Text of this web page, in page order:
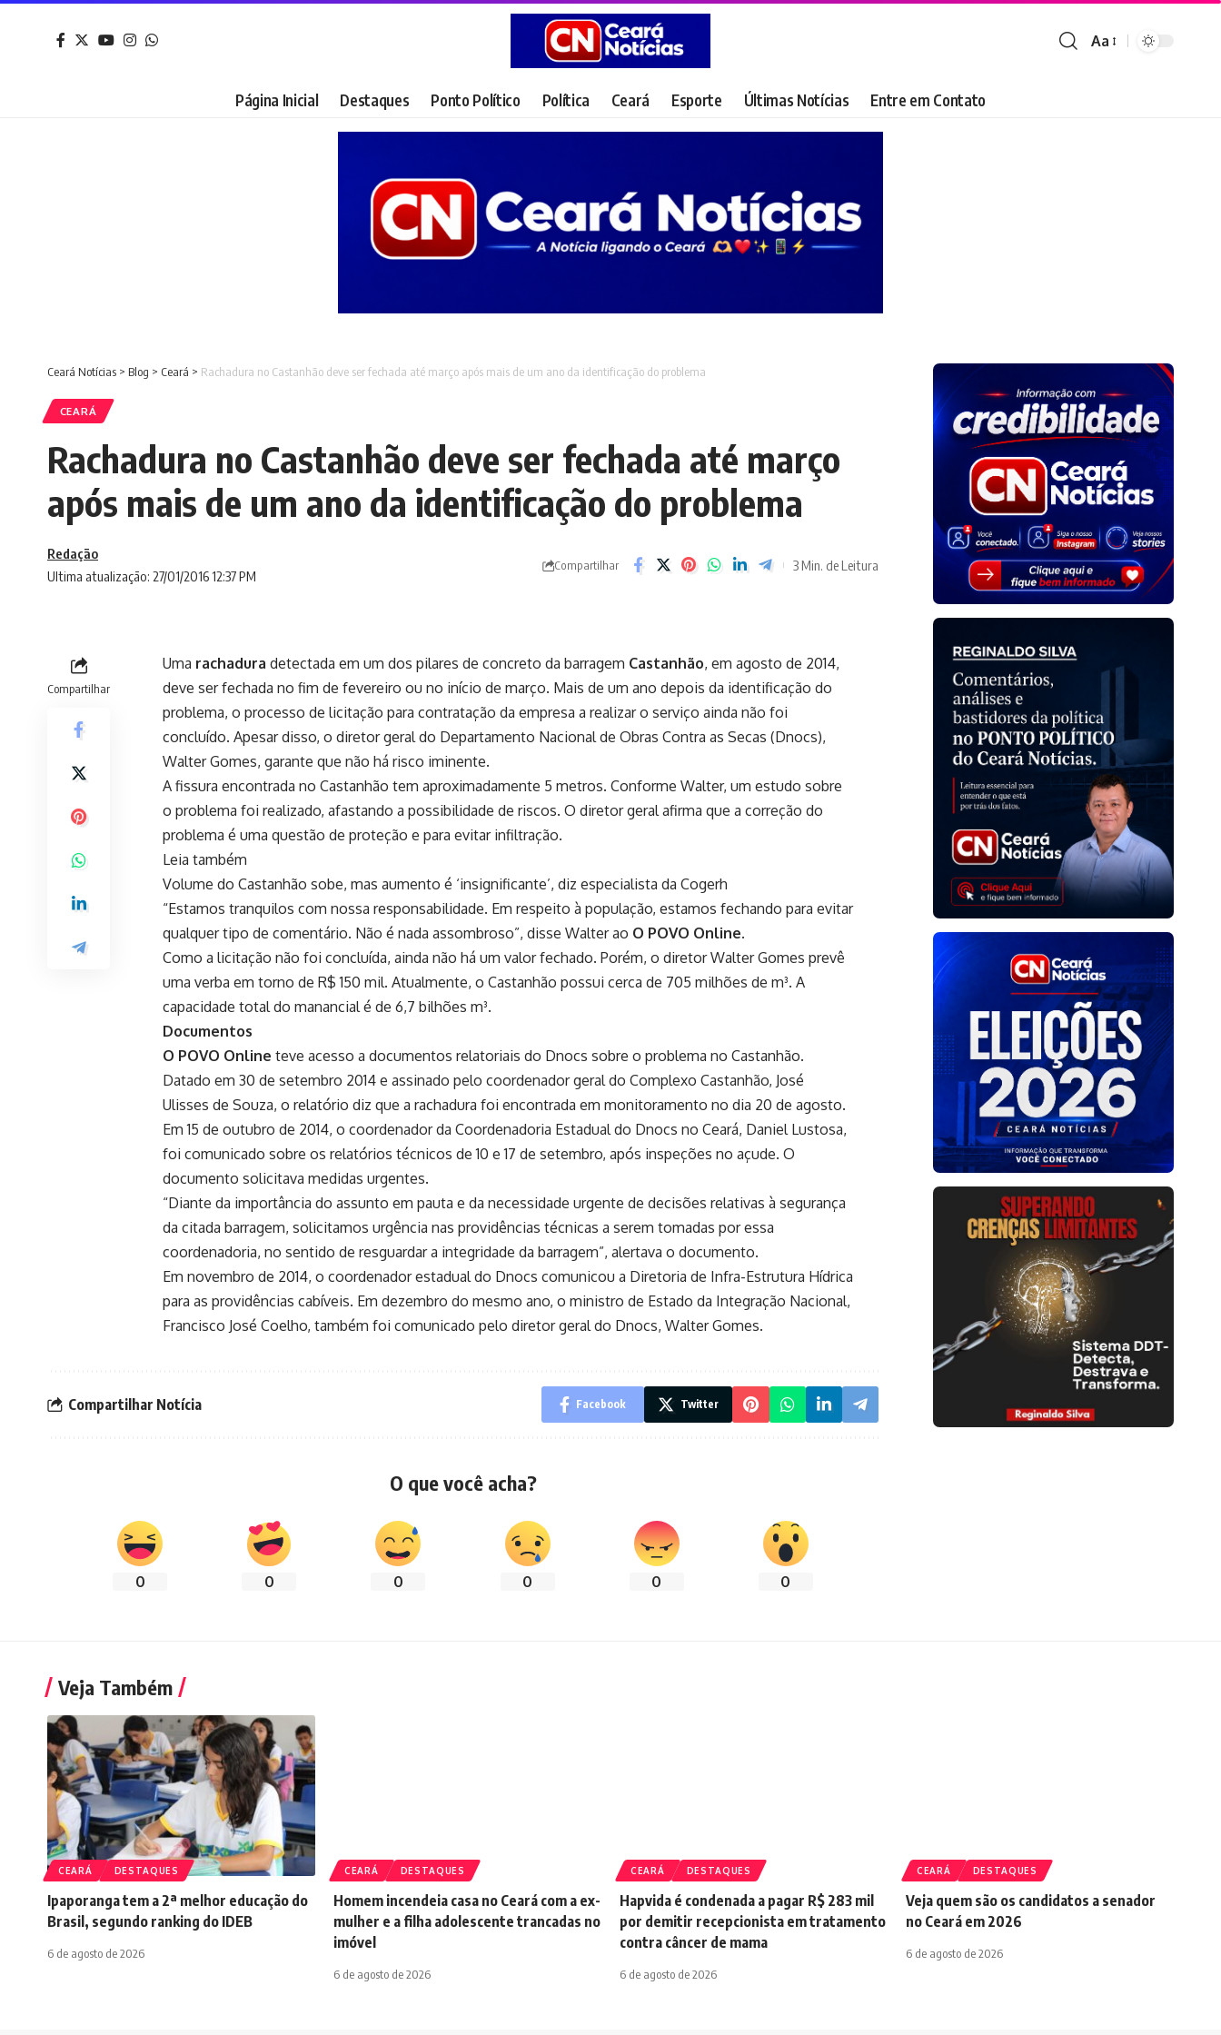
Font
Aa
Página Inicial Destaques Ponto Político Política Ceará Esporte Últimas Notícias Entre em Contato
Ceará Notícias > Blog > Ceará > Rachadura no Castanhão deve ser fechada até março após mais de um ano da identificação do problema
CEARÁ
Rachadura no Castanhão deve ser fechada até março
após mais de um ano da identificação do problema
Ultima atualização: 27/01/2016 12:37 PM
Redação
Compartilhar 3 Min. de Leitura
Compartilhar
Uma rachadura detectada em um dos pilares de concreto da barragem Castanhão, em agosto de 2014,
deve ser fechada no fim de fevereiro ou no início de março. Mais de um ano depois da identificação do
problema, o processo de licitação para contratação da empresa a realizar o serviço ainda não foi
concluído. Apesar disso, o diretor geral do Departamento Nacional de Obras Contra as Secas (Dnocs),
Walter Gomes, garante que não há risco iminente.
A fissura encontrada no Castanhão tem aproximadamente 5 metros. Conforme Walter, um estudo sobre
o problema foi realizado, afastando a possibilidade de riscos. O diretor geral afirma que a correção do
problema é uma questão de proteção e para evitar infiltração.
Leia também
Volume do Castanhão sobe, mas aumento é ‘insignificante’, diz especialista da Cogerh
“Estamos tranquilos com nossa responsabilidade. Em respeito à população, estamos fechando para evitar
qualquer tipo de comentário. Não é nada assombroso”, disse Walter ao O POVO Online.
Como a licitação não foi concluída, ainda não há um valor fechado. Porém, o diretor Walter Gomes prevê
uma verba em torno de R$ 150 mil. Atualmente, o Castanhão possui cerca de 705 milhões de m³. A
capacidade total do manancial é de 6,7 bilhões m³.
Documentos
O POVO Online teve acesso a documentos relatoriais do Dnocs sobre o problema no Castanhão.
Datado em 30 de setembro 2014 e assinado pelo coordenador geral do Complexo Castanhão, José
Ulisses de Souza, o relatório diz que a rachadura foi encontrada em monitoramento no dia 20 de agosto.
Em 15 de outubro de 2014, o coordenador da Coordenadoria Estadual do Dnocs no Ceará, Daniel Lustosa,
foi comunicado sobre os relatórios técnicos de 10 e 17 de setembro, após inspeções no açude. O
documento solicitava medidas urgentes.
“Diante da importância do assunto em pauta e da necessidade urgente de decisões relativas à segurança
da citada barragem, solicitamos urgência nas providências técnicas a serem tomadas por essa
coordenadoria, no sentido de resguardar a integridade da barragem”, alertava o documento.
Em novembro de 2014, o coordenador estadual do Dnocs comunicou a Diretoria de Infra-Estrutura Hídrica
para as providências cabíveis. Em dezembro do mesmo ano, o ministro de Estado da Integração Nacional,
Francisco José Coelho, também foi comunicado pelo diretor geral do Dnocs, Walter Gomes.
Compartilhar Notícia Facebook Twitter
O que você acha?
0 0 0 0 0 0
Veja Também
CEARÁ DESTAQUES
Ipaporanga tem a 2ª melhor educação do
Brasil, segundo ranking do IDEB
6 de agosto de 2026
CEARÁ DESTAQUES
Homem incendeia casa no Ceará com a ex-
mulher e a filha adolescente trancadas no
imóvel
6 de agosto de 2026
CEARÁ DESTAQUES
Hapvida é condenada a pagar R$ 283 mil
por demitir recepcionista em tratamento
contra câncer de mama
6 de agosto de 2026
CEARÁ DESTAQUES
Veja quem são os candidatos a senador
no Ceará em 2026
6 de agosto de 2026